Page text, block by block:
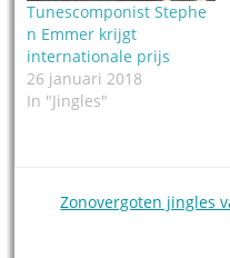
Tunescomponist Stephe
n Emmer krijgt
internationale prijs
26 januari 2018
In "Jingles"
PostZonovergoten jingles